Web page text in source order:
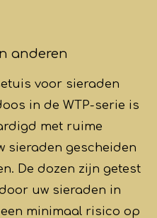
anderen
voor sieraden
in de WTP-serie is
met ruime
sieraden gescheiden
De dozen zijn getest
uw sieraden in
minimaal risico op